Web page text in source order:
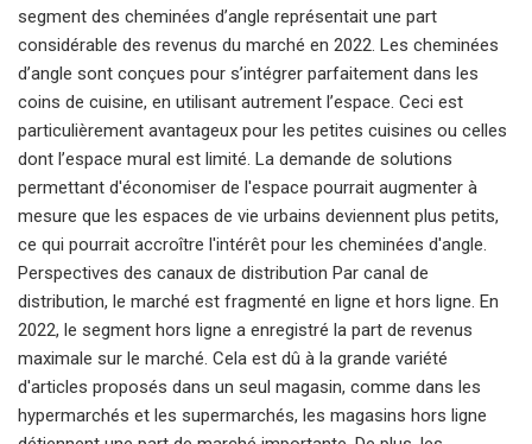
segment des cheminées d’angle représentait une part
considérable des revenus du marché en 2022. Les cheminées
d’angle sont conçues pour s’intégrer parfaitement dans les
coins de cuisine, en utilisant autrement l’espace. Ceci est
particulièrement avantageux pour les petites cuisines ou celles
dont l’espace mural est limité. La demande de solutions
permettant d'économiser de l'espace pourrait augmenter à
mesure que les espaces de vie urbains deviennent plus petits,
ce qui pourrait accroître l'intérêt pour les cheminées d'angle.
Perspectives des canaux de distribution Par canal de
distribution, le marché est fragmenté en ligne et hors ligne. En
2022, le segment hors ligne a enregistré la part de revenus
maximale sur le marché. Cela est dû à la grande variété
d'articles proposés dans un seul magasin, comme dans les
hypermarchés et les supermarchés, les magasins hors ligne